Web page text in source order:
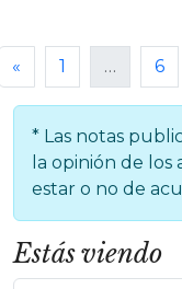
« 1 … 6
* Las notas
la opinión de los
estar o no de
Estás viendo